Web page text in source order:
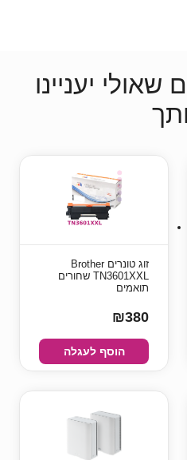
שאולי יעניינו
זוג טונרים Brother
TN3601XXL שחורים
תואמים
₪380
הוסף לעגלה